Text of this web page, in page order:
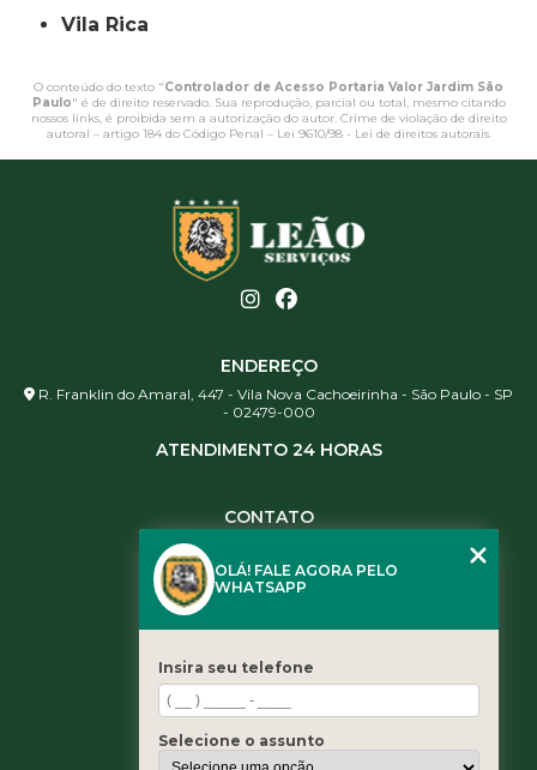
Vila Rica
O conteúdo do texto "Controlador de Acesso Portaria Valor Jardim São
Paulo" é de direito reservado. Sua reprodução, parcial ou total, mesmo citando
nossos links, é proibida sem a autorização do autor. Crime de violação de direito
autoral – artigo 184 do Código Penal – Lei 9610/98 - Lei de direitos autorais.
ENDEREÇO
R. Franklin do Amaral, 447 - Vila Nova Cachoeirinha - São Paulo - SP
- 02479-000
ATENDIMENTO 24 HORAS
CONTATO
(11) 3461-5871
contato@leaoservicos.com.br
Home
Quem somos
OLÁ! FALE AGORA PELO
WHATSAPP
Insira seu telefone
Selecione o assunto